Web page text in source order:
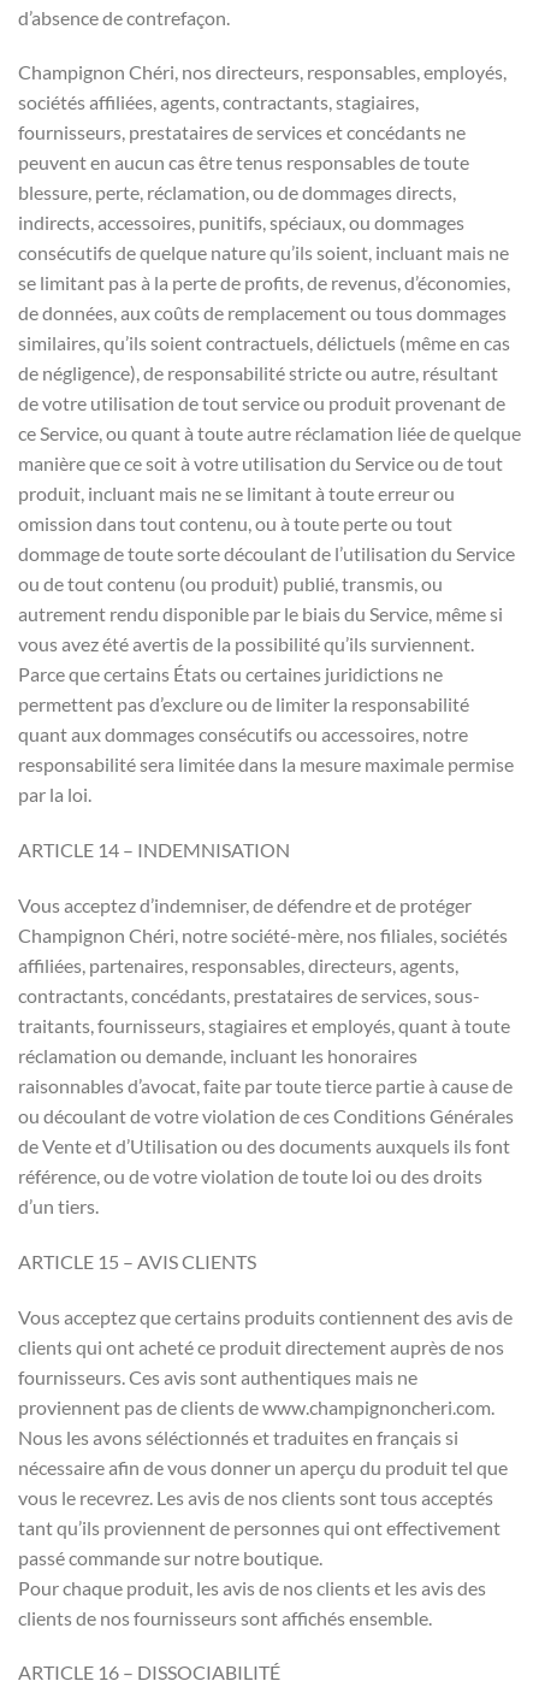
d’absence de contrefaçon.
Champignon Chéri, nos directeurs, responsables, employés,
sociétés affiliées, agents, contractants, stagiaires,
fournisseurs, prestataires de services et concédants ne
peuvent en aucun cas être tenus responsables de toute
blessure, perte, réclamation, ou de dommages directs,
indirects, accessoires, punitifs, spéciaux, ou dommages
consécutifs de quelque nature qu’ils soient, incluant mais ne
se limitant pas à la perte de profits, de revenus, d’économies,
de données, aux coûts de remplacement ou tous dommages
similaires, qu’ils soient contractuels, délictuels (même en cas
de négligence), de responsabilité stricte ou autre, résultant
de votre utilisation de tout service ou produit provenant de
ce Service, ou quant à toute autre réclamation liée de quelque
manière que ce soit à votre utilisation du Service ou de tout
produit, incluant mais ne se limitant à toute erreur ou
omission dans tout contenu, ou à toute perte ou tout
dommage de toute sorte découlant de l’utilisation du Service
ou de tout contenu (ou produit) publié, transmis, ou
autrement rendu disponible par le biais du Service, même si
vous avez été avertis de la possibilité qu’ils surviennent.
Parce que certains États ou certaines juridictions ne
permettent pas d’exclure ou de limiter la responsabilité
quant aux dommages consécutifs ou accessoires, notre
responsabilité sera limitée dans la mesure maximale permise
par la loi.
ARTICLE 14 – INDEMNISATION
Vous acceptez d’indemniser, de défendre et de protéger
Champignon Chéri, notre société-mère, nos filiales, sociétés
affiliées, partenaires, responsables, directeurs, agents,
contractants, concédants, prestataires de services, sous-
traitants, fournisseurs, stagiaires et employés, quant à toute
réclamation ou demande, incluant les honoraires
raisonnables d’avocat, faite par toute tierce partie à cause de
ou découlant de votre violation de ces Conditions Générales
de Vente et d’Utilisation ou des documents auxquels ils font
référence, ou de votre violation de toute loi ou des droits
d’un tiers.
ARTICLE 15 – AVIS CLIENTS
Vous acceptez que certains produits contiennent des avis de
clients qui ont acheté ce produit directement auprès de nos
fournisseurs. Ces avis sont authentiques mais ne
proviennent pas de clients de www.champignoncheri.com.
Nous les avons séléctionnés et traduites en français si
nécessaire afin de vous donner un aperçu du produit tel que
vous le recevrez. Les avis de nos clients sont tous acceptés
tant qu’ils proviennent de personnes qui ont effectivement
passé commande sur notre boutique.
Pour chaque produit, les avis de nos clients et les avis des
clients de nos fournisseurs sont affichés ensemble.
ARTICLE 16 – DISSOCIABILITÉ